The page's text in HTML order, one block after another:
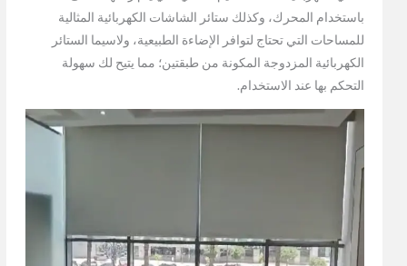
باستخدام المحرك، وكذلك ستائر الشاشات الكهربائية المثالية
للمساحات التي تحتاج لتوافر الإضاءة الطبيعية، ولاسيما الستائر
الكهربائية المزدوجة المكونة من طبقتين؛ مما يتيح لك سهولة
التحكم بها عند الاستخدام.